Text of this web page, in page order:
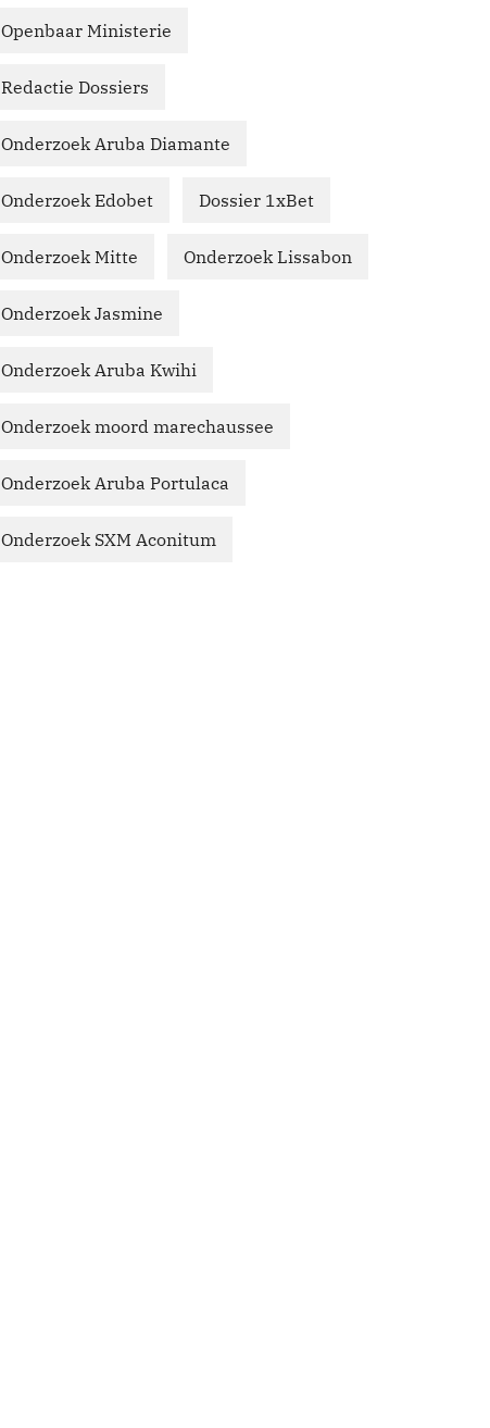
Openbaar Ministerie
Redactie Dossiers
Onderzoek Aruba Diamante
Onderzoek Edobet Dossier 1xBet
Onderzoek Mitte Onderzoek Lissabon
Onderzoek Jasmine
Onderzoek Aruba Kwihi
Onderzoek moord marechaussee
Onderzoek Aruba Portulaca
Onderzoek SXM Aconitum